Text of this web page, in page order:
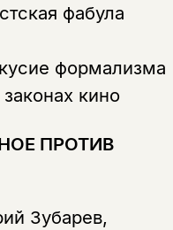
фабула
формализма
кино
ПРОТИВ
Зубарев,